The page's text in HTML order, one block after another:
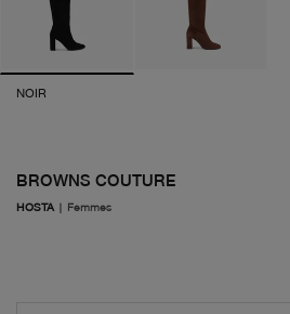
NOIR
BROWNS COUTURE
HOSTA | Femmes